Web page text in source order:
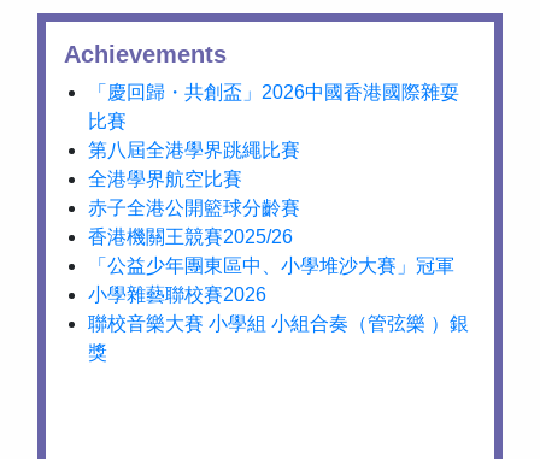
Achievements
「慶回歸・共創盃」2026中國香港國際雜耍
比賽
第八屆全港學界跳繩比賽
全港學界航空比賽
赤子全港公開籃球分齡賽
香港機關王競賽2025/26
「公益少年團東區中、小學堆沙大賽」冠軍
小學雜藝聯校賽2026
聯校音樂大賽 小學組 小組合奏（管弦樂 ）銀
獎